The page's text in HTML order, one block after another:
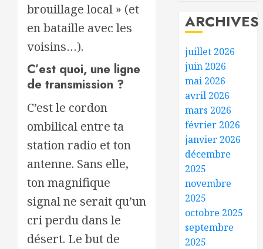
brouillage local » (et
en bataille avec les
voisins…).
C’est quoi, une ligne
de transmission ?
C’est le cordon
ombilical entre ta
station radio et ton
antenne. Sans elle,
ton magnifique
signal ne serait qu’un
cri perdu dans le
désert. Le but de
ARCHIVES
juillet 2026
juin 2026
mai 2026
avril 2026
mars 2026
février 2026
janvier 2026
décembre
2025
novembre
2025
octobre 2025
septembre
2025